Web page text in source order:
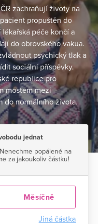
zachraňují životy na
propuštěn do
péče končí a
do obrovského vakua.
psychický tlak a
sociální příspěvky.
republice pro
mostem mezi
do normálního života.
jednat
popálené na
za jakoukoliv částku!
Měsíčně
Jiná částka